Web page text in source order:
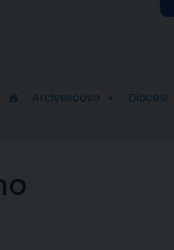
Arcivescovo Diocesi